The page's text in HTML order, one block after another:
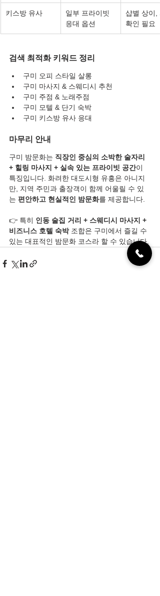
키스방 유사
일부 프라이빗
응대 옵션
샵별 상이,
확인 필요
검색 최적화 키워드 정리
구미 오피 스타일 살롱
구미 마사지 & 스웨디시 추천
구미 주점 & 노래주점
구미 모텔 & 단기 숙박
구미 키스방 유사 응대
마무리 안내
구미 밤문화는 직장인 중심의 소박한 술자리
+ 힐링 마사지 + 실속 있는 프라이빗 공간이
특징입니다. 화려한 대도시형 유흥은 아니지
만, 지역 주민과 출장객이 함께 어울릴 수 있
는 편안하고 현실적인 밤문화를 제공합니다.
👉 특히 인동 술집 거리 + 스웨디시 마사지 +
비즈니스 호텔 숙박 조합은 구미에서 즐길 수
있는 대표적인 밤문화 코스라 할 수 있습니다.